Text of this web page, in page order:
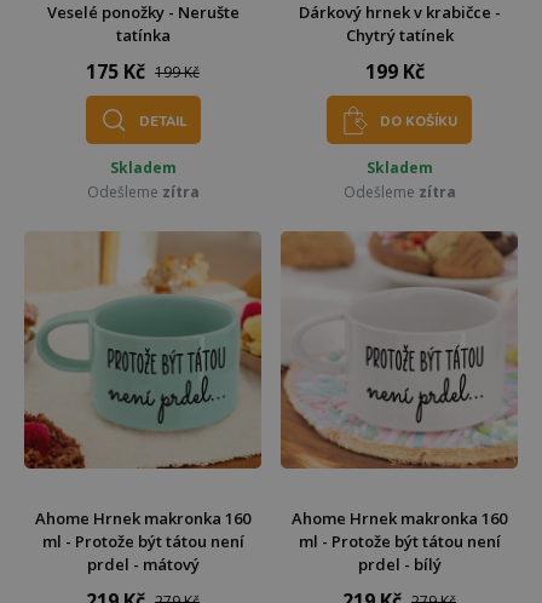
Veselé ponožky - Nerušte
tatínka
175 Kč 199 Kč
DETAIL
Skladem
Odešleme zítra
Dárkový hrnek v krabičce -
Chytrý tatínek
199 Kč
DO KOŠÍKU
Skladem
Odešleme zítra
Ahome Hrnek makronka 160
ml - Protože být tátou není
prdel - mátový
Ahome Hrnek makronka 160
ml - Protože být tátou není
prdel - bílý